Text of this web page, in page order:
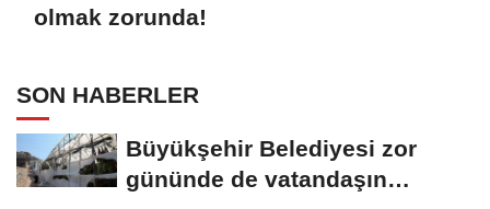
olmak zorunda!
SON HABERLER
Büyükşehir Belediyesi zor
gününde de vatandaşın